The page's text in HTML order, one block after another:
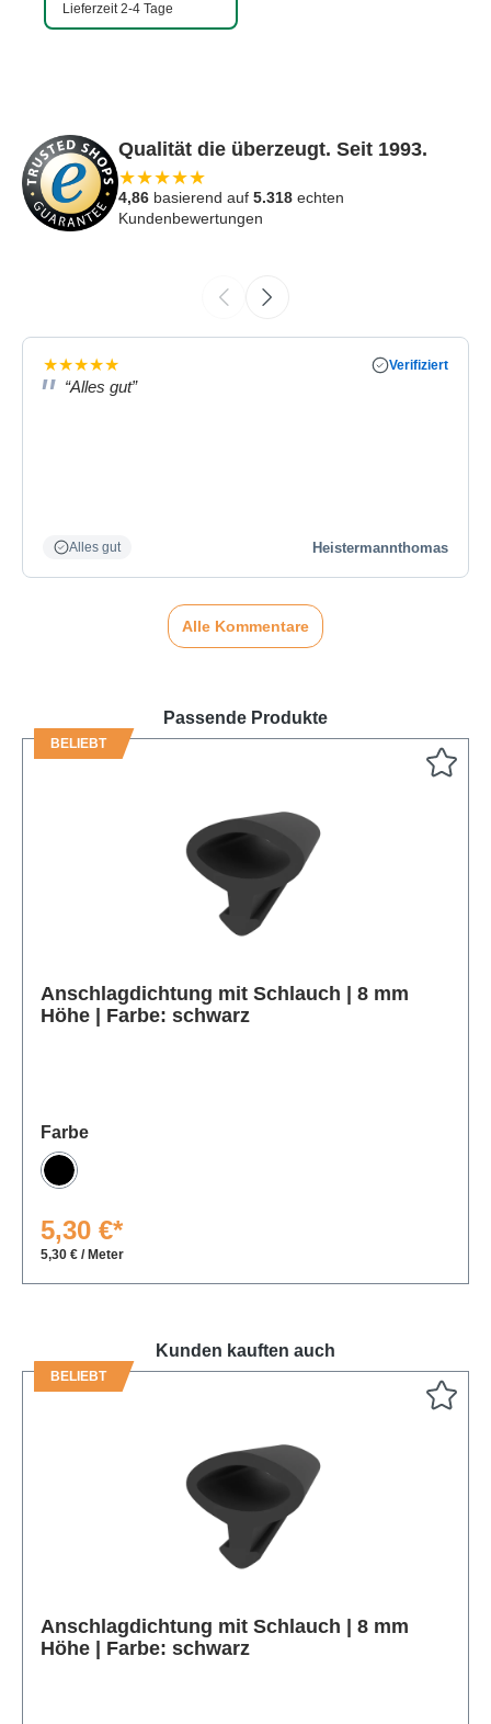
Lieferzeit 2-4 Tage
Qualität die überzeugt. Seit 1993.
★★★★★
4,86 basierend auf 5.318 echten
Kundenbewertungen
★★★★★ Verifiziert
“Alles gut”
Alles gut Heistermannthomas
Alle Kommentare
Produktgalerie überspringen
Passende Produkte
BELIEBT
Anschlagdichtung mit Schlauch | 8 mm
Höhe | Farbe: schwarz
Farbeauswählen
Schwarz
5,30 €*
5,30 € / Meter
Kunden kauften auch
BELIEBT
Anschlagdichtung mit Schlauch | 8 mm
Höhe | Farbe: schwarz